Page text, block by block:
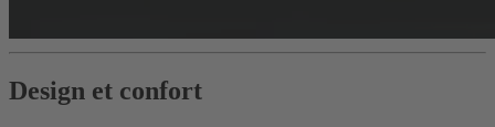
Design et confort